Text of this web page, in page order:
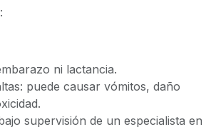
:
ni lactancia.
puede causar vómitos, daño
supervisión de un especialista en